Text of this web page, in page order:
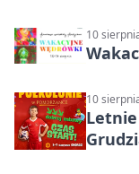
10
10